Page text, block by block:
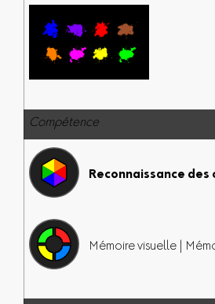
Compétence
Reconnaissance
Mémoire visuelle |